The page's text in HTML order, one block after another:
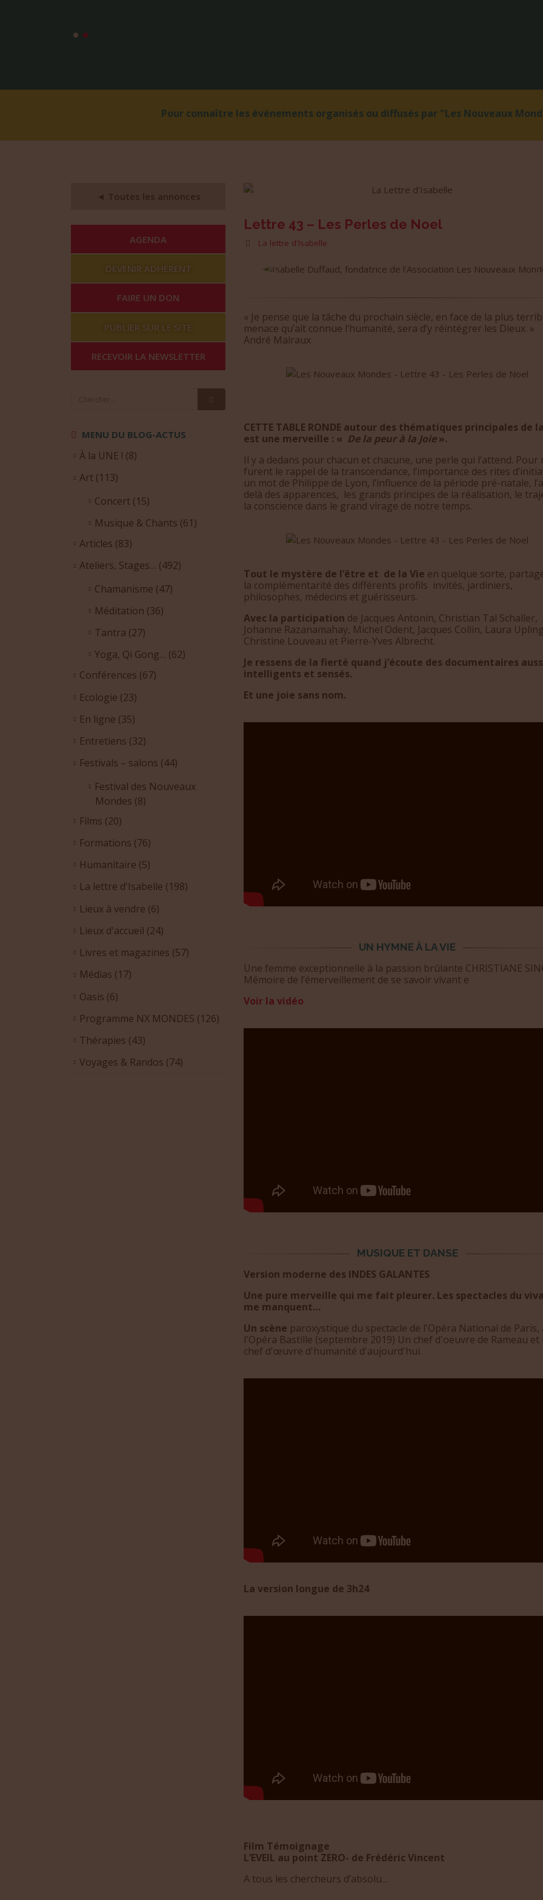
Pour connaître les événements organisés ou diffusés par "Les Nouveaux
Lettre 43 – Les Perles de Noel
La lettre d'Isabelle
« Je pense que la tâche du prochain siècle, en face de la plus
menace qu’ait connue l’humanité, sera d’y réintégrer les Dieux. »
André Malraux
CETTE TABLE RONDE autour des thématiques principales de
est une merveille : « De la peur à la Joie».
Il y a dedans pour chacun et chacune, une perle qui l’attend. Pour
furent le rappel de la transcendance, l’importance des rites
un mot de Philippe de Lyon, l’influence de la période pré-natale,
delà des apparences, les grands principes de la réalisation, le
la conscience dans le grand virage de notre temps.
Tout le mystère de l’être et de la Vie en quelque sorte,
la complémentarité des différents profils invités, jardiniers,
philosophes, médecins et guérisseurs.
Avec la participation de Jacques Antonin, Christian Tal Schaller,
Johanne Razanamahay, Michel Odent, Jacques Collin, Laura
Christine Louveau et Pierre-Yves Albrecht.
Je ressens de la fierté quand j’écoute des documentaires
intelligents et sensés.
Et une joie sans nom.
UN HYMNE À LA VIE
Une femme exceptionnelle à la passion brûlante CHRISTIANE
Mémoire de l’émerveillement de se savoir vivant e
Voir la vidéo
MUSIQUE ET DANSE
Version moderne des INDES GALANTES
Une pure merveille qui me fait pleurer. Les spectacles du
me manquent…
Un scène paroxystique du spectacle de l'Opéra National de Paris,
l'Opéra Bastille (septembre 2019) Un chef d'oeuvre de Rameau et
chef d'œuvre d'humanité d'aujourd'hui.
La version longue de 3h24
Film Témoignage
L’EVEIL au point ZERO- de Frédéric Vincent
A tous les chercheurs d’absolu…
◄ Toutes les annonces
AGENDA
DEVENIR ADHÉRENT
FAIRE UN DON
PUBLIER SUR LE SITE
RECEVOIR LA NEWSLETTER
MENU DU BLOG-ACTUS
À la UNE ! (8)
Art (113)
Concert (15)
Musique & Chants (61)
Articles (83)
Ateliers, Stages… (492)
Chamanisme (47)
Méditation (36)
Tantra (27)
Yoga, Qi Gong… (62)
Conférences (67)
Ecologie (23)
En ligne (35)
Entretiens (32)
Festivals – salons (44)
Festival des Nouveaux
Mondes (8)
Films (20)
Formations (76)
Humanitaire (5)
La lettre d'Isabelle (198)
Lieux à vendre (6)
Lieux d'accueil (24)
Livres et magazines (57)
Médias (17)
Oasis (6)
Programme NX MONDES (126)
Thérapies (43)
Voyages & Randos (74)